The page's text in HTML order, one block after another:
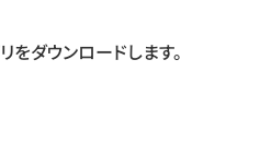
をダウンロードします。